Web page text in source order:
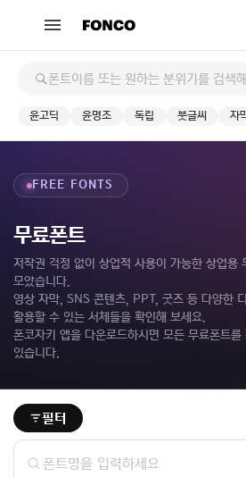
윤고딕 윤명조 독립 붓글씨 자
FREE FONTS
무료폰트
저작권 걱정 없이 상업적 사용이 가능한 상업용
모았습니다.
영상 자막, SNS 콘텐츠, PPT, 굿즈 등 다양한
활용할 수 있는 서체들을 확인해 보세요.
폰코자키 앱을 다운로드하시면 모든 무료폰트
있습니다.
필터